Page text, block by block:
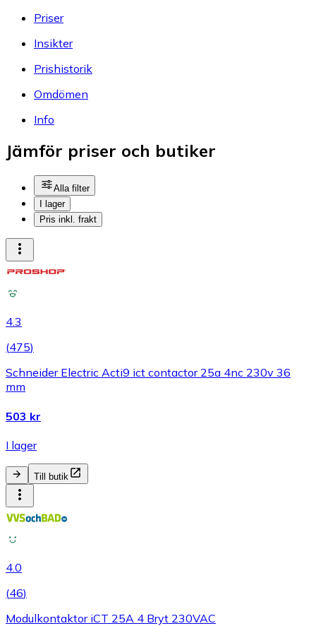
Priser
Insikter
Prishistorik
Omdömen
Info
Jämför priser och butiker
Alla filter
I lager
Pris inkl. frakt
4.3
(475)
Schneider Electric Acti9 ict contactor 25a 4nc 230v 36
mm
503 kr
I lager
Till butik
4.0
(46)
Modulkontaktor iCT 25A 4 Bryt 230VAC